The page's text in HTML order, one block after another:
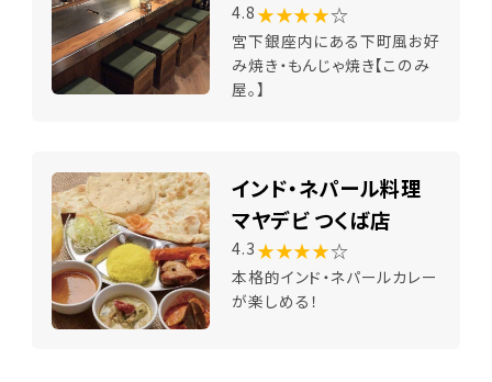
4.8 ★★★★☆
宮下銀座内にある下町風お好
み焼き・もんじゃ焼き【このみ
屋。】
インド・ネパール料理
マヤデビ つくば店
4.3 ★★★★☆
本格的インド・ネパールカレー
が楽しめる！